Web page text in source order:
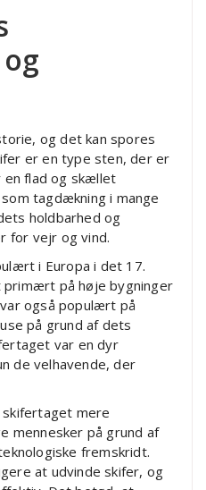
og det kan spores
er en type sten, der er
en flad og skællet
tagdækning i mange
holdbarhed og
for vejr og vind.
i Europa i det 17.
på høje bygninger
også populært på
på grund af dets
var en dyr
de velhavende, der
mere
mennesker på grund af
fremskridt.
at udvinde skifer, og